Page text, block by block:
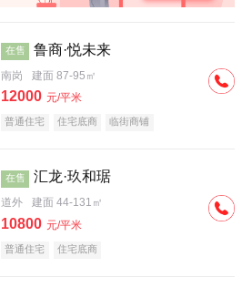
在售 鲁商·悦未来
南岗 建面 87-95㎡
12000 元/平米
普通住宅 住宅底商 临街商铺
在售 汇龙·玖和琚
道外 建面 44-131㎡
10800 元/平米
普通住宅 住宅底商